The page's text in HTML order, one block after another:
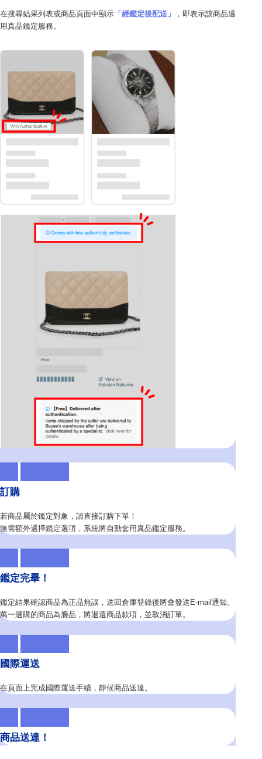
在搜尋結果列表或商品頁面中顯示 「經鑑定後配送」
，即表示該商品適
用真品鑑定服務。
訂購
若商品屬於鑑定對象，請直接訂購下單！
無需額外選擇鑑定選項，系統將自動套用真品鑑定服務。
鑑定完畢！
鑑定結果確認商品為正品無誤，送回倉庫登錄後將會發送E-mail通知。
萬一選購的商品為贗品，將退還商品款項，並取消訂單。
國際運送
在頁面上完成國際運送手續，靜候商品送達。
商品送達！